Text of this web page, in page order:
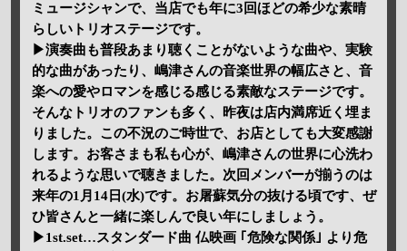
ミュージシャンで、当店でも年に3回ほどの希少な素晴
らしいトリオステージです。
▶演奏曲も普段あまり聴くことがないような曲や、実験
的な曲があったり、嶋津さんの音楽世界の幅広さと、音
楽への愛やロマンを感じる感じる素敵なステージです。
そんなトリオのファンも多く、昨夜は店内満席近く埋ま
りました。この不況のご時世で、お店としても大変感謝
します。お客さまも私も心が、嶋津さんの世界に心洗わ
れるような思いで聴きました。次回メンバーが揃うのは
来年の1月14日(水)です。お屠蘇気分の抜ける頃です、ぜ
ひ皆さんと一緒に楽しんで良い年にしましょう。
▶1st.set…スタンダード曲 仏映画 ｢危険な関係｣ より危